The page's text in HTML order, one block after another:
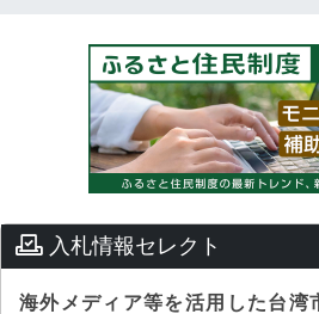
入札情報セレクト
海外メディア等を活用した台湾